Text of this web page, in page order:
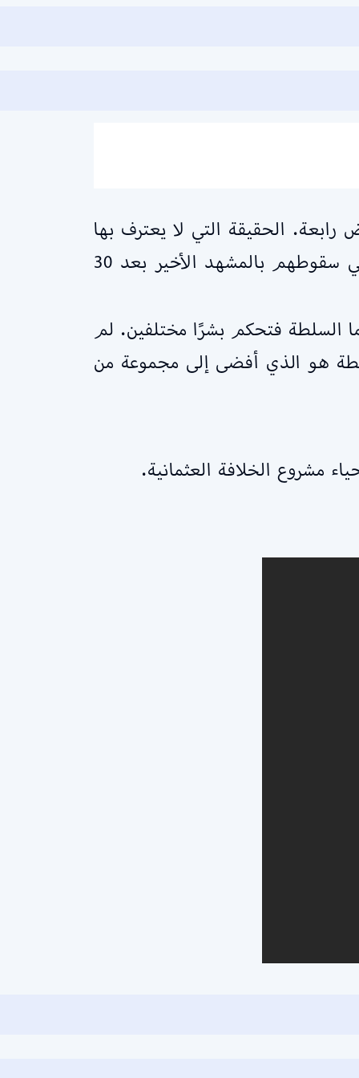
الحقيقة التي لا يعترف بها
الإخوان أنهم لم يكونوا أبدًا مؤهلين للسلطة، وأنهم هم أنفسهم العامل الرئيسي في سقوطهم بالمشهد الأخير بعد 30
السلطة فتحكم بشرًا مختلفين. لم
هو الذي أفضى إلى مجموعة من
مشروع الخلافة العثمانية.